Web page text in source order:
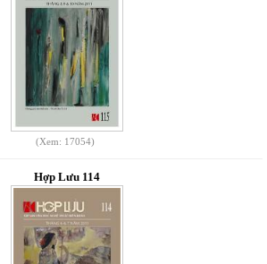
(Xem: 17054)
Hợp Lưu 114